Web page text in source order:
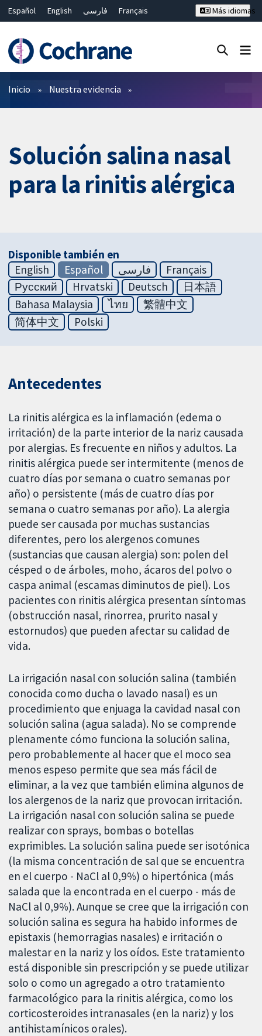
Español English فارسی
Français
Bahasa Malaysia
ไทย 繁體中文
Más idiomas
Filtros
Inicio Nuestra evidencia
Solución salina nasal
para la rinitis alérgica
Disponible también en
English
Español فارسی
Français
Русский
Hrvatski Deutsch
日本語
Bahasa Malaysia
ไทย
繁體中文
简体中文
Polski
Antecedentes
La rinitis alérgica es la inflamación (edema o
irritación) de la parte interior de la nariz causada
por alergias. Es frecuente en niños y adultos. La
rinitis alérgica puede ser intermitente (menos de
cuatro días por semana o cuatro semanas por
año) o persistente (más de cuatro días por
semana o cuatro semanas por año). La alergia
puede ser causada por muchas sustancias
diferentes, pero los alergenos comunes
(sustancias que causan alergia) son: polen del
césped o de árboles, moho, ácaros del polvo o
caspa animal (escamas diminutos de piel). Los
pacientes con rinitis alérgica presentan síntomas
(obstrucción nasal, rinorrea, prurito nasal y
estornudos) que pueden afectar su calidad de
vida.
La irrigación nasal con solución salina (también
conocida como ducha o lavado nasal) es un
procedimiento que enjuaga la cavidad nasal con
solución salina (agua salada). No se comprende
plenamente cómo funciona la solución salina,
pero probablemente al hacer que el moco sea
menos espeso permite que sea más fácil de
eliminar, a la vez que también elimina algunos de
los alergenos de la nariz que provocan irritación.
La irrigación nasal con solución salina se puede
realizar con sprays, bombas o botellas
exprimibles. La solución salina puede ser isotónica
(la misma concentración de sal que se encuentra
en el cuerpo - NaCl al 0,9%) o hipertónica (más
salada que la encontrada en el cuerpo - más de
NaCl al 0,9%). Aunque se cree que la irrigación con
solución salina es segura ha habido informes de
epistaxis (hemorragias nasales) e irritación o
malestar en la nariz y los oídos. Este tratamiento
está disponible sin prescripción y se puede utilizar
solo o como un agregado a otro tratamiento
farmacológico para la rinitis alérgica, como los
corticosteroides intranasales (en la nariz) y los
antihistamínicos orales).